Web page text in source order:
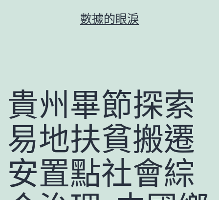
數據的眼淚
貴州畢節探索
易地扶貧搬遷
安置點社會綜